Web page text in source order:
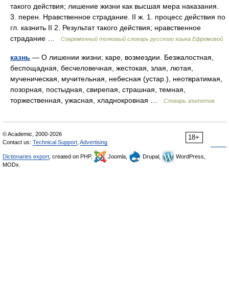
такого действия; лишение жизни как высшая мера наказания.
3. перен. Нравственное страдание. II ж. 1. процесс действия по
гл. казнить II 2. Результат такого действия; нравственное
страдание …
Современный толковый словарь русского языка Ефремовой
казнь — О лишении жизни; каре, возмездии. Безжалостная,
беспощадная, бесчеловечная, жестокая, злая, лютая,
мученическая, мучительная, небесная (устар.), неотвратимая,
позорная, постыдная, свирепая, страшная, темная,
торжественная, ужасная, хладнокровная …
Словарь эпитетов
18+
© Academic, 2000-2026
Contact us: Technical Support Advertising
Dictionaries export , created on PHP, Joomla, Drupal,
WordPress,
MODx.